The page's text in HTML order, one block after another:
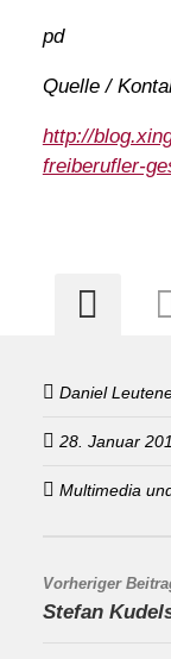
pd
Quelle /
http://
freiberufler-
Daniel
28. Januar
Multimedia
Vorheriger
Stefan